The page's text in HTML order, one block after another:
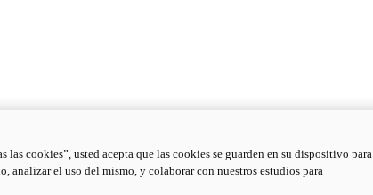
las cookies”, usted acepta que las cookies se guarden en su dispositivo para
analizar el uso del mismo, y colaborar con nuestros estudios para